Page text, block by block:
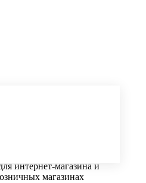
интернет-магазина и
магазинах